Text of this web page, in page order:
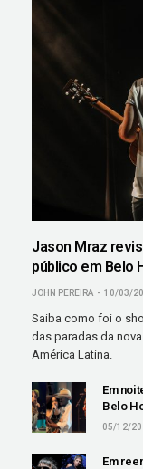
Jason Mraz
público em Belo
JOHN PEREIRA 10/03/
Saiba como foi o
das paradas da
América Latina.
Em
Belo
05/12/
Em